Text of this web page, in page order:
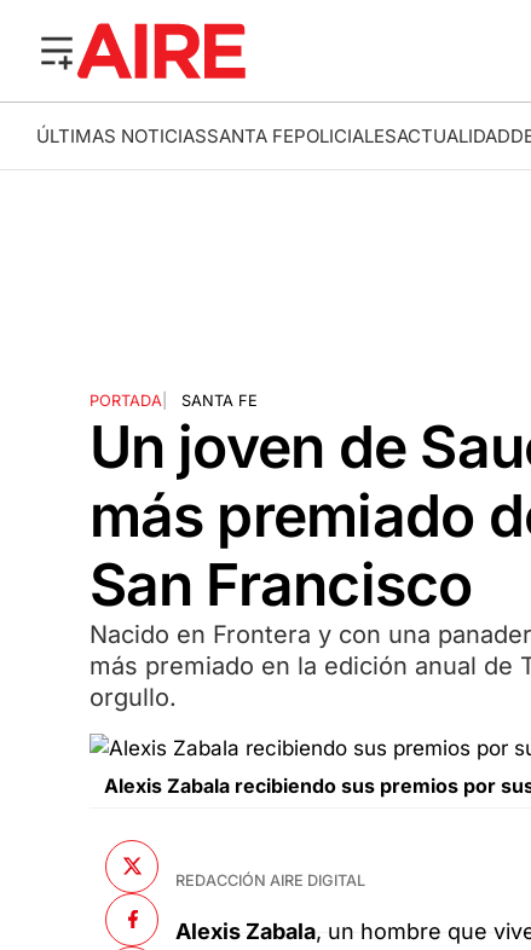
ÚLTIMAS NOTICIASSANTA FEPOLICIALESACTUALIDAD
PORTADA| SANTA FE
Un joven de
más premiado
San Francisco
Nacido en Frontera y con una
más premiado en la edición anual de
orgullo.
Alexis Zabala recibiendo sus premios por
REDACCIÓN AIRE DIGITAL
Alexis Zabala, un hombre que